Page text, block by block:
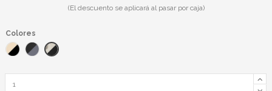
(El descuento se aplicará al pasar por caja)
Colores
Dorado/Negro
Negro/NegroPlateado/Negro